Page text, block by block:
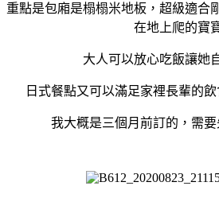
重點是包廂是榻榻米地板，超級適合
在地上爬的寶
大人可以放心吃飯讓她
日式餐點又可以滿足家裡長輩的
我大概是三個月前訂的，需要